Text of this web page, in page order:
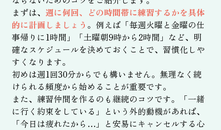
まずは、 週に何回、どの時間帯に練習するかを具体
的に計画しましょう 。例えば「毎週火曜と金曜の仕
事帰りに1時間」「土曜朝9時から2時間」など、明
確なスケジュールを決めておくことで、習慣化しや
すくなります。
初めは週1回30分からでも構いません。無理なく続
けられる頻度から始めることが重要です。
また、練習仲間を作るのも継続のコツです。「一緒
に行く約束をしている」という外的動機があれば、
「今日は疲れたから…」と安易にキャンセルする心